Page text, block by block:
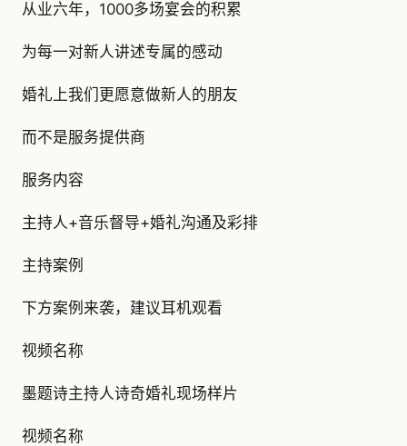
从业六年，1000多场宴会的积累
为每一对新人讲述专属的感动
婚礼上我们更愿意做新人的朋友
而不是服务提供商
服务内容
主持人+音乐督导+婚礼沟通及彩排
主持案例
下方案例来袭，建议耳机观看
视频名称
墨题诗主持人诗奇婚礼现场样片
视频名称